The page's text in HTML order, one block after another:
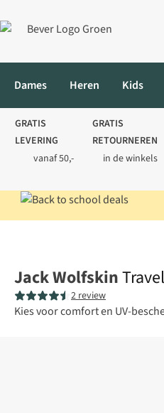
Dames Heren Kids
GRATIS
LEVERING
vanaf 50,-
GRATIS
RETOURNEREN
in de winkels
Jack Wolfskin
2 review
Kies voor comfort en UV-